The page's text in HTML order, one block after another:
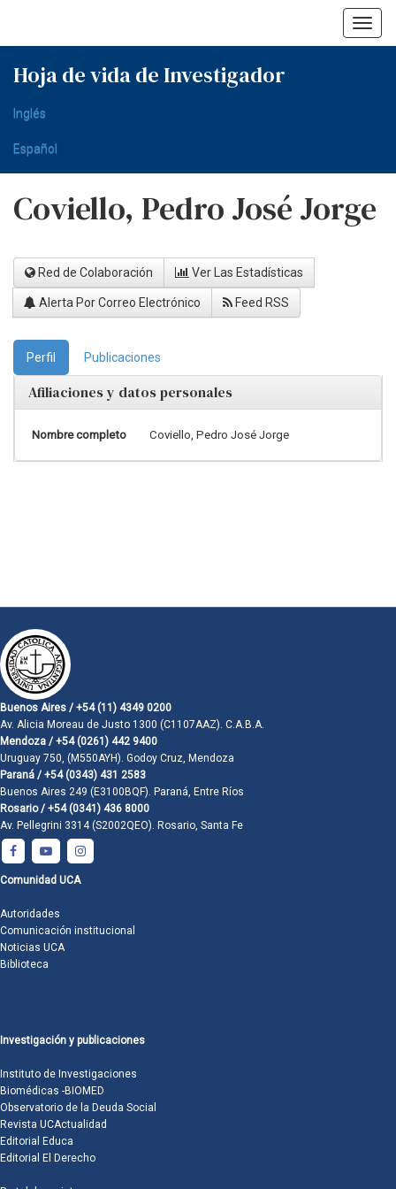
Hoja de vida de Investigador
Inglés
Español
Coviello, Pedro José Jorge
Red de Colaboración Ver Las Estadísticas
Alerta Por Correo Electrónico Feed RSS
Perfil Publicaciones
Afiliaciones y datos personales
Nombre completo Coviello, Pedro José Jorge
Buenos Aires / +54 (11) 4349 0200
Av. Alicia Moreau de Justo 1300 (C1107AAZ). C.A.B.A.
Mendoza / +54 (0261) 442 9400
Uruguay 750, (M550AYH). Godoy Cruz, Mendoza
Paraná / +54 (0343) 431 2583
Buenos Aires 249 (E3100BQF). Paraná, Entre Ríos
Rosario / +54 (0341) 436 8000
Av. Pellegrini 3314 (S2002QEO). Rosario, Santa Fe
Comunidad UCA
Autoridades
Comunicación institucional
Noticias UCA
Biblioteca
Investigación y publicaciones
Instituto de Investigaciones
Biomédicas -BIOMED
Observatorio de la Deuda Social
Revista UCActualidad
Editorial Educa
Editorial El Derecho